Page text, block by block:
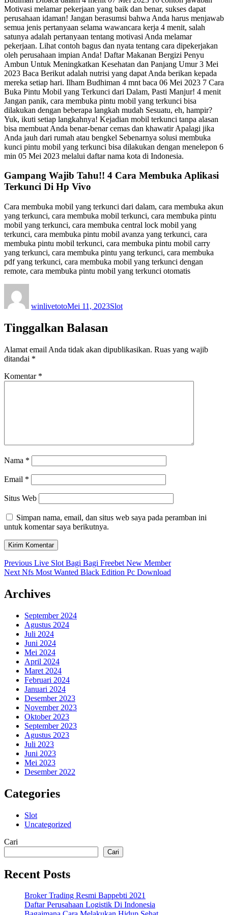
Motivasi melamar pekerjaan yang baik dan benar, sukses dapat
perusahaan idaman! Jangan berasumsi bahwa Anda harus menjawab
semua jenis pertanyaan selama wawancara kerja 4 menit, salah
satunya adalah pertanyaan tentang motivasi Anda melamar
pekerjaan. Lihat contoh bagus dan nyata tentang cara dipekerjakan
oleh perusahaan impian Anda! Daftar Makanan Bergizi Penyu
Ambun Untuk Meningkatkan Kesehatan dan Panjang Umur 3 Mei
2023 Baca Berikut adalah nutrisi yang dapat Anda berikan kepada
mereka setiap hari. Ilham Budhiman 4 mnt baca 06 Mei 2023 7 Cara
Buka Pintu Mobil yang Terkunci dari Dalam, Pasti Manjur! 4 menit
Jangan panik, cara membuka pintu mobil yang terkunci bisa
dilakukan dengan beberapa langkah mudah Sesuatu, eh, hampir?
Yuk, ikuti setiap langkahnya! Kejadian mobil terkunci tanpa alasan
bisa membuat Anda benar-benar cemas dan khawatir Apalagi jika
Anda jauh dari rumah atau bengkel Sebenarnya solusi membuka
kunci pintu mobil yang terkunci bisa dilakukan dengan menelepon 6
min 05 Mei 2023 melalui daftar nama kota di Indonesia.
Gampang Wajib Tahu!! 4 Cara Membuka Aplikasi
Terkunci Di Hp Vivo
Cara membuka mobil yang terkunci dari dalam, cara membuka akun
yang terkunci, cara membuka mobil terkunci, cara membuka pintu
mobil yang terkunci, cara membuka central lock mobil yang
terkunci, cara membuka pintu mobil avanza yang terkunci, cara
membuka pintu mobil terkunci, cara membuka pintu mobil carry
yang terkunci, cara membuka pintu yang terkunci, cara membuka
pdf yang terkunci, cara membuka mobil yang terkunci dengan
remote, cara membuka pintu mobil yang terkunci otomatis
winlivetotoMei 11, 2023Slot
Tinggalkan Balasan
Alamat email Anda tidak akan dipublikasikan. Ruas yang wajib
ditandai *
Komentar *
Nama *
Email *
Situs Web
Simpan nama, email, dan situs web saya pada peramban ini
untuk komentar saya berikutnya.
Navigasi
pos
Previous Previous
post:
Live Slot Bagi Bagi Freebet New Member
Next Next
Nfs Most Wanted Black Edition Pc Download
Archives
September 2024
Agustus 2024
Juli 2024
Juni 2024
Mei 2024
April 2024
Maret 2024
Februari 2024
Januari 2024
Desember 2023
November 2023
Oktober 2023
September 2023
Agustus 2023
Juli 2023
Juni 2023
Mei 2023
Desember 2022
Categories
Slot
Uncategorized
Cari
Cari
Recent Posts
Broker Trading Resmi Bappebti 2021
Daftar Perusahaan Logistik Di Indonesia